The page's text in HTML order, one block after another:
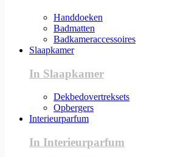
Handdoeken
Badmatten
Badkameraccessoires
Slaapkamer
In Slaapkamer
Dekbedovertreksets
Opbergers
Interieurparfum
In Interieurparfum